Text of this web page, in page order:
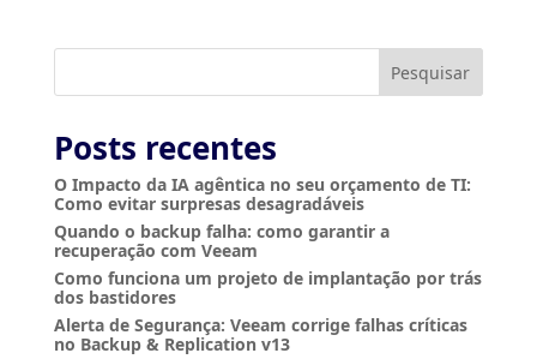
Pesquisar
Posts recentes
O Impacto da IA agêntica no seu orçamento de TI:
Como evitar surpresas desagradáveis
Quando o backup falha: como garantir a
recuperação com Veeam
Como funciona um projeto de implantação por trás
dos bastidores
Alerta de Segurança: Veeam corrige falhas críticas
no Backup & Replication v13